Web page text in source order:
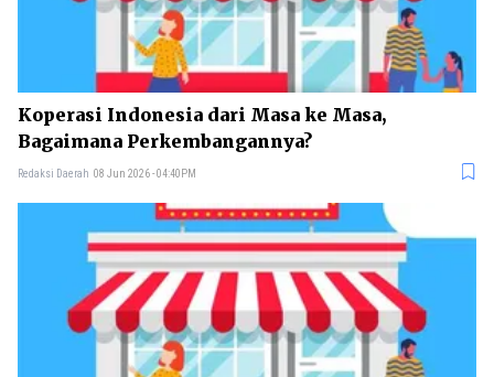
Koperasi Indonesia dari Masa ke Masa,
Bagaimana Perkembangannya?
Redaksi Daerah 08 Jun 2026 - 04:40PM